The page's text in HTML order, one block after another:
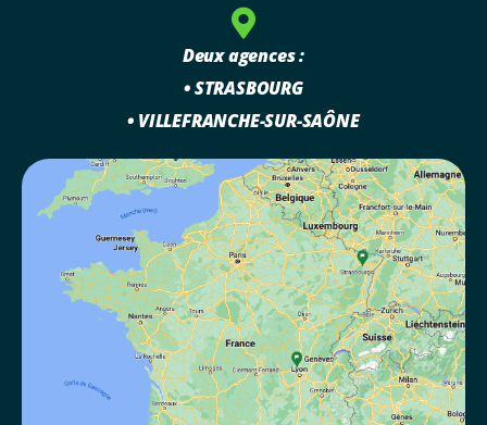
Deux agences :
• STRASBOURG
• VILLEFRANCHE-SUR-SAÔNE